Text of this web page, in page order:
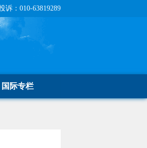
：010-63819289
国际专栏